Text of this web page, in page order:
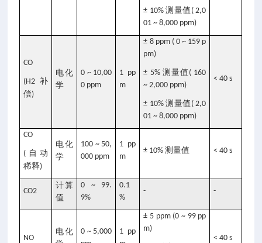
± 10%测量值 ( 2,0
01 ~ 8,000 ppm)
CO
(H2 补
偿)
电化
学
0 ~ 10,00
0 ppm
1 pp
m
± 8 ppm ( 0 ~ 159 p
pm)
± 5% 测量值 ( 160
~ 2,000 ppm)
± 10%测量值 ( 2,0
01 ~ 8,000 ppm)
< 40 s
CO
( 自动
稀释)
电化
学
100 ~ 50,
000 ppm
1 pp
m
± 10%测量值 < 40 s
CO2
计算
值
0 ~ 99.
9%
0.1
%
- -
NO
电化
0 ~ 5,000
1 pp
± 5 ppm (0 ~ 99 pp
m)
< 40 s